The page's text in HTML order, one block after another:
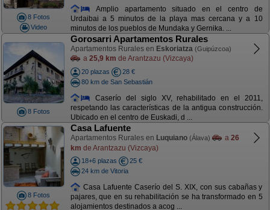
8 Fotos
Video
Amplio apartamento situado en el centro de
Urdaibai a 5 minutos de la playa mas cercana y a 10
minutos de los pueblos de Mundaka y Gernika. ...
8 Fotos
Gorosarri Apartamentos Rurales
Apartamentos Rurales en Eskoriatza (Guipúzcoa)
a 25,9 km de Arantzazu (Vizcaya)
20 plazas
28 €
80 km de San Sebastián
Caserío del siglo XV, rehabilitado en el 2011,
respetando las características de la antigua construcción.
Ubicado en el centro de Euskadi, d ...
8 Fotos
Casa Lafuente
Apartamentos Rurales en Luquiano (Álava) a 26
km de Arantzazu (Vizcaya)
18+6 plazas
25 €
24 km de Vitoria
Casa Lafuente Caserío del S. XIX, con sus cabañas y
pajares, que en su rehabilitación se ha transformado en 5
alojamientos destinados a acog ...